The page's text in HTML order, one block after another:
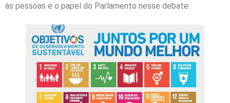
às pessoas e o papel do Parlamento nesse debate.